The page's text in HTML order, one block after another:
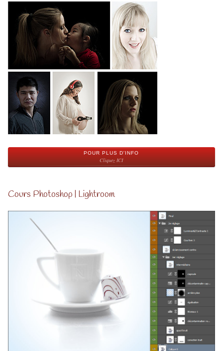
POUR PLUS D'INFO
Cliquez ICI
Cours Photoshop | Lightroom